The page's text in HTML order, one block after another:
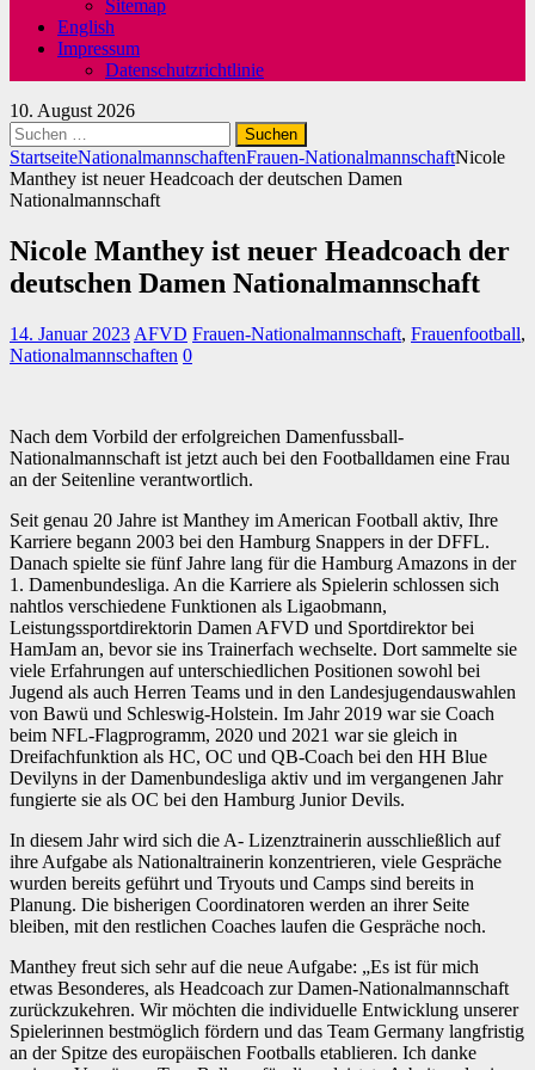
Sitemap
English
Impressum
Datenschutzrichtlinie
10. August 2026
Suchen
nach:
StartseiteNationalmannschaftenFrauen-NationalmannschaftNicole
Manthey ist neuer Headcoach der deutschen Damen
Nationalmannschaft
Nicole Manthey ist neuer Headcoach der
deutschen Damen Nationalmannschaft
14. Januar 2023 AFVD Frauen-Nationalmannschaft, Frauenfootball,
Nationalmannschaften 0
Nach dem Vorbild der erfolgreichen Damenfussball-
Nationalmannschaft ist jetzt auch bei den Footballdamen eine Frau
an der Seitenline verantwortlich.
Seit genau 20 Jahre ist Manthey im American Football aktiv, Ihre
Karriere begann 2003 bei den Hamburg Snappers in der DFFL.
Danach spielte sie fünf Jahre lang für die Hamburg Amazons in der
1. Damenbundesliga. An die Karriere als Spielerin schlossen sich
nahtlos verschiedene Funktionen als Ligaobmann,
Leistungssportdirektorin Damen AFVD und Sportdirektor bei
HamJam an, bevor sie ins Trainerfach wechselte. Dort sammelte sie
viele Erfahrungen auf unterschiedlichen Positionen sowohl bei
Jugend als auch Herren Teams und in den Landesjugendauswahlen
von Bawü und Schleswig-Holstein. Im Jahr 2019 war sie Coach
beim NFL-Flagprogramm, 2020 und 2021 war sie gleich in
Dreifachfunktion als HC, OC und QB-Coach bei den HH Blue
Devilyns in der Damenbundesliga aktiv und im vergangenen Jahr
fungierte sie als OC bei den Hamburg Junior Devils.
In diesem Jahr wird sich die A- Lizenztrainerin ausschließlich auf
ihre Aufgabe als Nationaltrainerin konzentrieren, viele Gespräche
wurden bereits geführt und Tryouts und Camps sind bereits in
Planung. Die bisherigen Coordinatoren werden an ihrer Seite
bleiben, mit den restlichen Coaches laufen die Gespräche noch.
Manthey freut sich sehr auf die neue Aufgabe: „Es ist für mich
etwas Besonderes, als Headcoach zur Damen-Nationalmannschaft
zurückzukehren. Wir möchten die individuelle Entwicklung unserer
Spielerinnen bestmöglich fördern und das Team Germany langfristig
an der Spitze des europäischen Footballs etablieren. Ich danke